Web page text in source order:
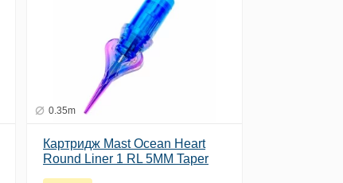
0.35m
Картридж Mast Ocean Heart
Round Liner 1 RL 5MM Taper